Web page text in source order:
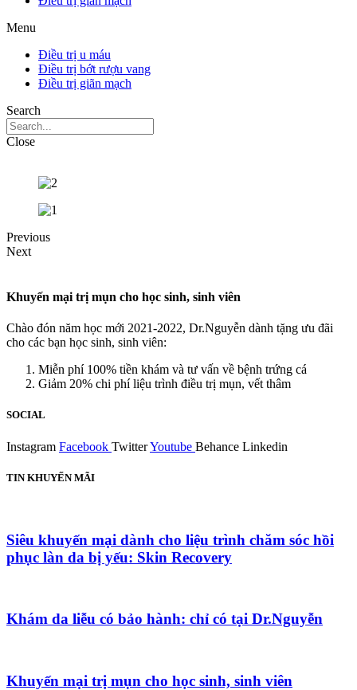
Menu
Điều trị u máu
Điều trị bớt rượu vang
Điều trị giãn mạch
Search
Close
Previous
Next
Khuyến mại trị mụn cho học sinh, sinh viên
Chào đón năm học mới 2021-2022, Dr.Nguyễn dành tặng ưu đãi
cho các bạn học sinh, sinh viên:
Miễn phí 100% tiền khám và tư vấn về bệnh trứng cá
Giảm 20% chi phí liệu trình điều trị mụn, vết thâm
SOCIAL
Instagram Facebook TwitterYoutube Behance Linkedin
TIN KHUYẾN MÃI
Siêu khuyến mại dành cho liệu trình chăm sóc hồi
phục làn da bị yếu: Skin Recovery
Khám da liễu có bảo hành: chỉ có tại Dr.Nguyễn
Khuyến mại trị mụn cho học sinh, sinh viên